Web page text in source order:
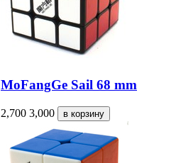
MoFangGe Sail 68 mm
2,700 3,000